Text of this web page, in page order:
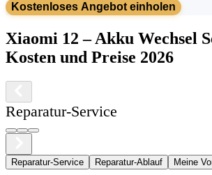
Kostenloses Angebot einholen
Xiaomi 12 –Akku Wechsel
Kosten und Preise 2026
Reparatur-Service
Reparatur-Service Reparatur-Ablauf Meine